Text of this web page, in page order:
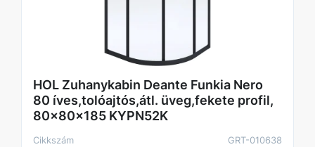
HOL Zuhanykabin Deante Funkia Nero
80 íves,tolóajtós,átl. üveg,fekete profil,
80x80x185 KYPN52K
Cikkszám
GRT-010638